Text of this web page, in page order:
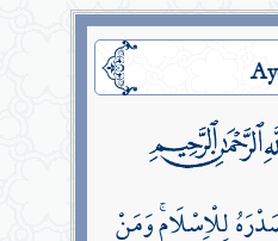
لِلْاِسْلَامِۚ وَمَنْ